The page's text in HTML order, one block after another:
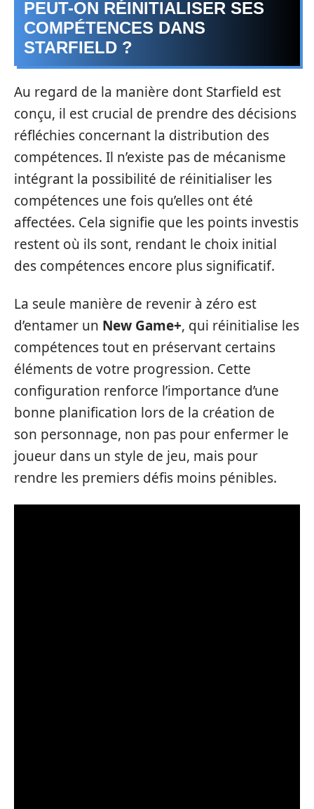
PEUT-ON RÉINITIALISER SES
COMPÉTENCES DANS
STARFIELD ?
Au regard de la manière dont Starfield est
conçu, il est crucial de prendre des décisions
réfléchies concernant la distribution des
compétences. Il n’existe pas de mécanisme
intégrant la possibilité de réinitialiser les
compétences une fois qu’elles ont été
affectées. Cela signifie que les points investis
restent où ils sont, rendant le choix initial
des compétences encore plus significatif.
La seule manière de revenir à zéro est
d’entamer un New Game+, qui réinitialise les
compétences tout en préservant certains
éléments de votre progression. Cette
configuration renforce l’importance d’une
bonne planification lors de la création de
son personnage, non pas pour enfermer le
joueur dans un style de jeu, mais pour
rendre les premiers défis moins pénibles.